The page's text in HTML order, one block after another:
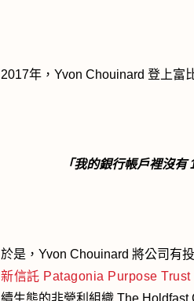
2017年，Yvon Chouinard 登上富
「我的銀行帳戶裡沒
於是，Yvon Chouinard 將公司有
新信託 Patagonia Purpose Trust
續生態的非營利組織 The